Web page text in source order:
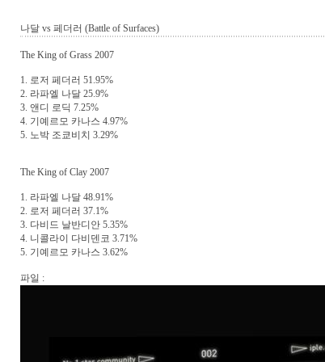
나달 vs 페더러 (Battle of Surfaces)
The King of Grass 2007
1. 로저 페더러 51.95%
2. 라파엘 나달 25.9%
3. 앤디 로딕 7.25%
4. 기예르모 카나스 4.97%
5. 노박 조쿄비치 3.29%
The King of Clay 2007
1. 라파엘 나달 48.91%
2. 로저 페더러 37.1%
3. 다비드 날반디안 5.35%
4. 니콜라이 다비덴코 3.71%
5. 기예르모 카나스 3.62%
파일 :